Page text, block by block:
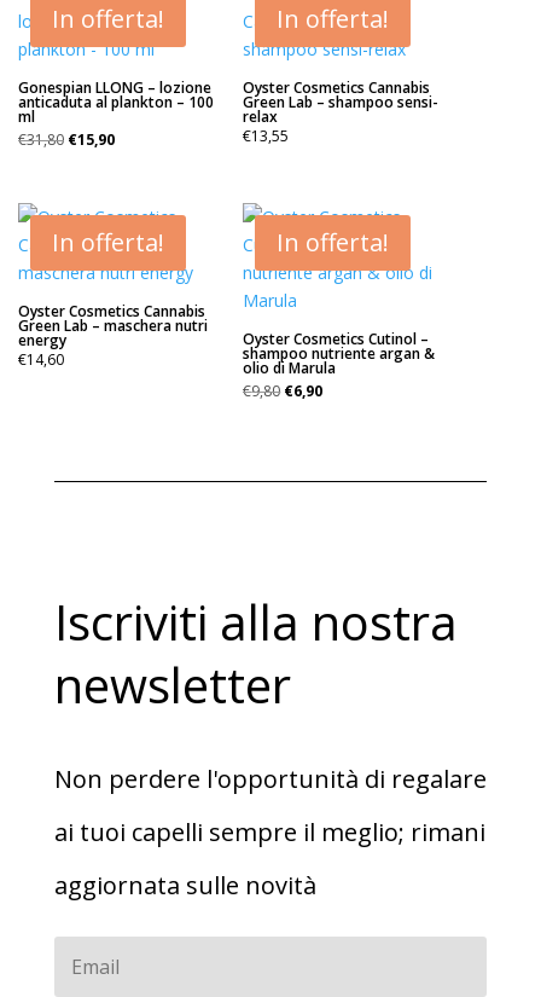
In offerta!
Gonespian LLONG – lozione
anticaduta al plankton – 100
ml
€31,80 Il
era:
€31,80.
€15,90Il
€15,90.
In offerta!
Oyster Cosmetics Cannabis
Green Lab – shampoo sensi-
relax
€13,55
In offerta!
Oyster Cosmetics Cannabis
Green Lab – maschera nutri
energy
€14,60
In offerta!
Oyster Cosmetics Cutinol –
shampoo nutriente argan &
olio di Marula
€9,80 Il
€9,80.
€6,90Il
€6,90.
Iscriviti alla nostra
newsletter
Non perdere l'opportunità di regalare
ai tuoi capelli sempre il meglio; rimani
aggiornata sulle novità